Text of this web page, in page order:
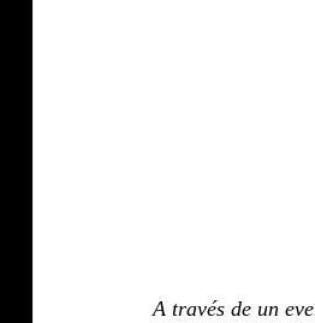
A través de un